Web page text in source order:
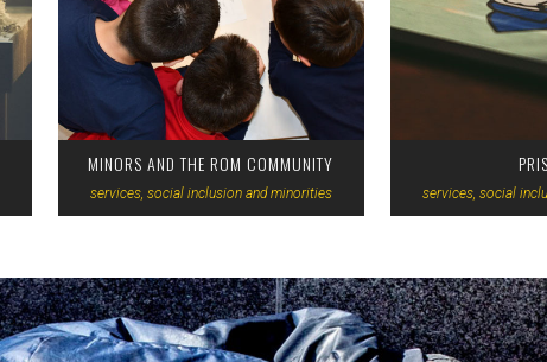
MINORS AND THE ROM COMMUNITY
services, social inclusion and minorities services, social